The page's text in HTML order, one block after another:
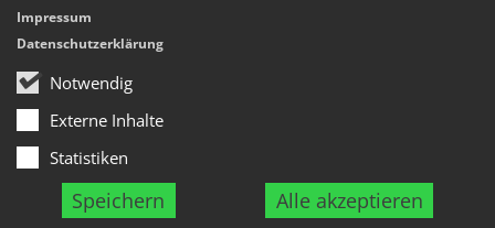
Notwendig
Externe Inhalte
Statistiken
Speichern Alle akzeptieren
Impressum
Datenschutzerklärung